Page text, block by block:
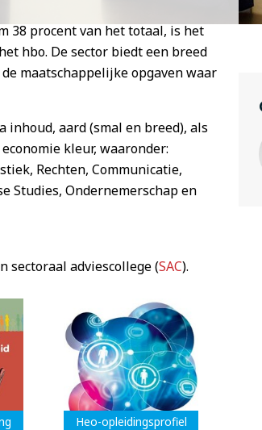
38 procent van het totaal, is het
hbo. De sector biedt een breed
maatschappelijke opgaven waar
aard (smal en breed), als
kleur, waaronder:
Rechten, Communicatie,
Studies, Ondernemerschap en
sectoraal adviescollege (SAC).
Heo-opleidingsprofiel